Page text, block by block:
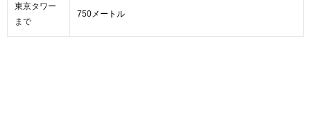
東京タワー
まで
750メートル